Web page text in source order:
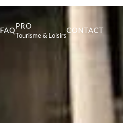
FAQ
PRO
Tourisme & Loisirs
CONTACT